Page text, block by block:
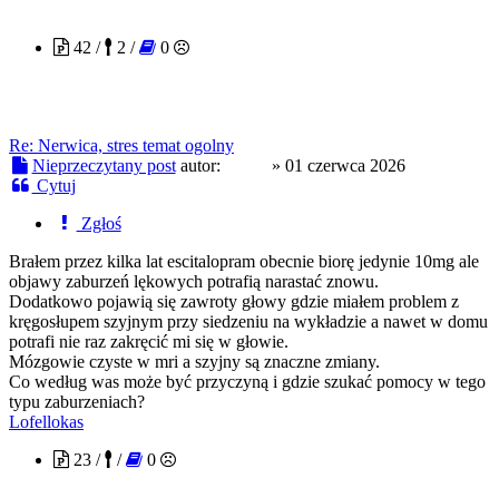
42 /
2 / 0
Re: Nerwica, stres temat ogolny
Nieprzeczytany post autor: » 01 czerwca 2026
Cytuj
Zgłoś
Brałem przez kilka lat escitalopram obecnie biorę jedynie 10mg ale
objawy zaburzeń lękowych potrafią narastać znowu.
Dodatkowo pojawią się zawroty głowy gdzie miałem problem z
kręgosłupem szyjnym przy siedzeniu na wykładzie a nawet w domu
potrafi nie raz zakręcić mi się w głowie.
Mózgowie czyste w mri a szyjny są znaczne zmiany.
Co według was może być przyczyną i gdzie szukać pomocy w tego
typu zaburzeniach?
Lofellokas
23 /
/ 0